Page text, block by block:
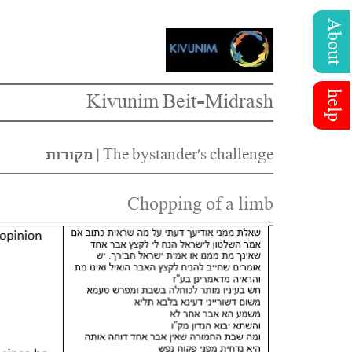
About
help
Kivunim Beit-Midrash
The bystander’s challenge
| מקורות
Chopping of a limb